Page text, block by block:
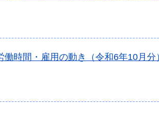
働時間・雇用の動き（令和6年10月